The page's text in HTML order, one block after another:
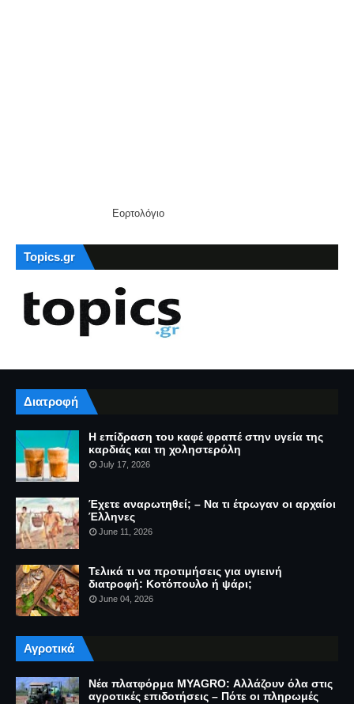
Εορτολόγιο
Topics.gr
Διατροφή
Η επίδραση του καφέ φραπέ στην υγεία της
καρδιάς και τη χοληστερόλη
July 17, 2026
Έχετε αναρωτηθεί; – Να τι έτρωγαν οι αρχαίοι
Έλληνες
June 11, 2026
Τελικά τι να προτιμήσεις για υγιεινή
διατροφή: Κοτόπουλο ή ψάρι;
June 04, 2026
Αγροτικά
Νέα πλατφόρμα MYAGRO: Αλλάζουν όλα στις
αγροτικές επιδοτήσεις – Πότε οι πληρωμές